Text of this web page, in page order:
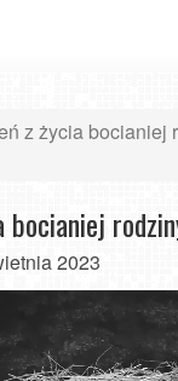
z życia bocianiej
bocianiej
2023